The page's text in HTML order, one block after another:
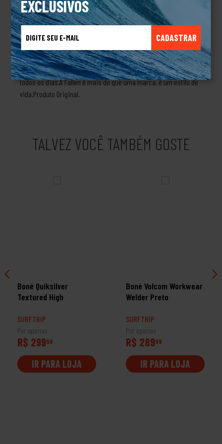
EXCLUSIVOS
CADASTRAR
como Gabriel Fortunato, Rodrigo TX e Carlos Iqui. A Fallen
patrocina diversos eventos de skate pelo mundo, como o King of
the Road, o Tampa Pro e o Street League.A marca Fallen Skate
tem uma história de sucesso e reconhecimento no cenário do
skate mundial. Ela representa o espírito de superação e
criatividade dos skatistas, que enfrentam desafios e obstáculos
todos os dias.A Fallen é mais do que uma marca, é um estilo de
vida.Produto Original.
TALVEZ VOCÊ TAMBÉM GOSTE
Boné Quiksilver
Textured High
SURFTRIP
Por apenas
R$ 29999
IR PARA LOJA
Boné Volcom Workwear
Welder Preto
SURFTRIP
Por apenas
R$ 28999
IR PARA LOJA